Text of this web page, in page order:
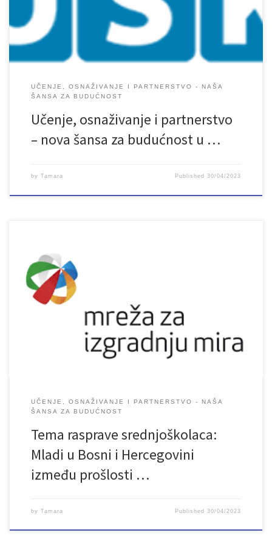
dP1YcYhfe8bzmo3BRZjehBZ3BAkJhm2eE-75LW7UtgTg
UČENJE, OSNAŽIVANJE I PARTNERSTVO - NAŠA
ŠANSA ZA BUDUĆNOST
Učenje, osnaživanje i partnerstvo
– nova šansa za budućnost u …
by Tamara Published30/04/2023
UČENJE, OSNAŽIVANJE I PARTNERSTVO - NAŠA
ŠANSA ZA BUDUĆNOST
Tema rasprave srednjoškolaca:
Mladi u Bosni i Hercegovini
između prošlosti …
by Tamara Published30/04/2023